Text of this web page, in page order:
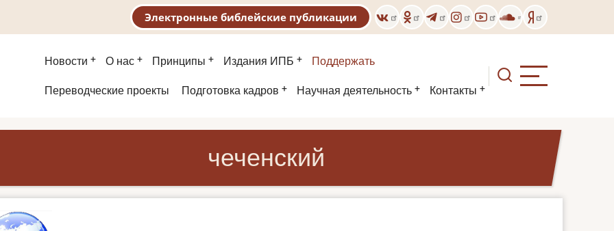
Электронные библейские публикации
Основная
навигация
Новости О нас Принципы Издания ИПБ Поддержать
Второе
Переводческие проекты Подготовка кадров Научная деятельность Контакты
чеченский